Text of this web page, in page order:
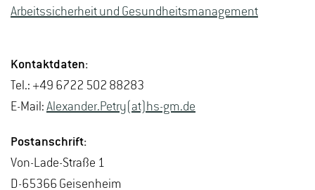
Ar­beits­si­cher­heit und Ge­sund­heits­ma­nage­ment
Kon­takt­da­ten:
Tel.: +49 6722 502 88283
E-Mail: Alex­an­der.Petry(at)hs-​gm.​de
Post­an­schrift:
Von-La­de-Stra­ße 1
D-65366 Gei­sen­heim